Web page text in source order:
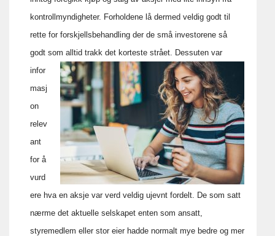
kontrollmyndigheter. Forholdene lå dermed veldig godt til
rette for forskjellsbehandling der de små investorene så
godt som alltid trakk det korteste strået.
Dessuten var
infor
masj
on
relev
ant
for å
vurd
ere hva en aksje var verd veldig ujevnt fordelt. De som satt
nærme det aktuelle selskapet enten som ansatt,
styremedlem eller stor eier hadde normalt mye bedre og mer